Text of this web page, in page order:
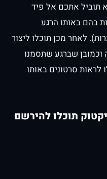
תוביל אתכם אל פיד
בהם באותו הרגע
לאחר מכן תוכלו ליצור
שברגע שתסמנו
סרטונים באותו
תוכלו להירשם